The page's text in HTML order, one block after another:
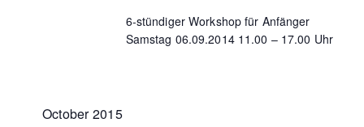
6-stündiger Workshop für Anfänger
Samstag 06.09.2014 11.00 – 17.00 Uhr
October 2015